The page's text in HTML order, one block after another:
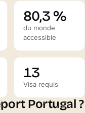
80,3 %
du monde
accessible
13
Visa requis
Portugal ?